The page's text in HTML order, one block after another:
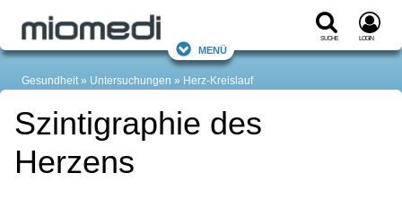
Suche Login
Menü
Gesundheit Untersuchungen Herz-Kreislauf
Szintigraphie des
Herzens